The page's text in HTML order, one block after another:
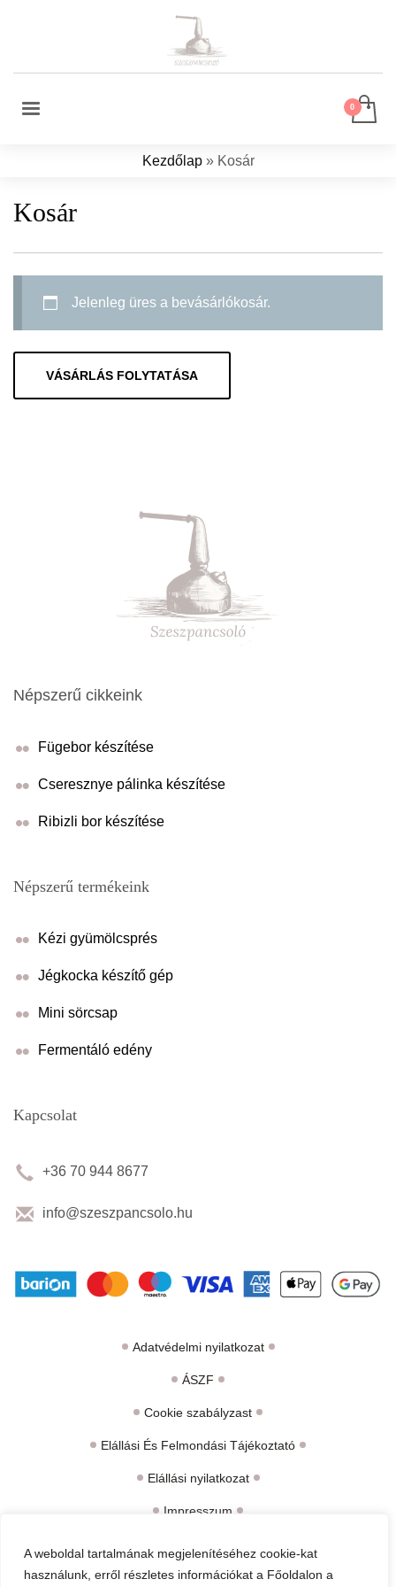
A weboldal tartalmának megjelenítéséhez cookie-kat
használunk, erről részletes információkat a Főoldalon a
Kezdőlap» Kosár
Kosár
Jelenleg üres a bevásárlókosár.
VÁSÁRLÁS FOLYTATÁSA
Népszerű cikkeink
Fügebor készítése
Cseresznye pálinka készítése
Ribizli bor készítése
Népszerű termékeink
Kézi gyümölcsprés
Jégkocka készítő gép
Mini sörcsap
Fermentáló edény
Kapcsolat
+36 70 944 8677
info@szeszpancsolo.hu
Adatvédelmi nyilatkozat
ÁSZF
Cookie szabályzast
Elállási És Felmondási Tájékoztató
Elállási nyilatkozat
Impresszum
Termékszavatosságról Kellékszavatosságról És Jótállásról